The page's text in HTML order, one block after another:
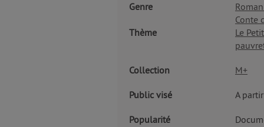
Genre
Conte
Thème
Le
Collection M+
Public visé A
Popularité